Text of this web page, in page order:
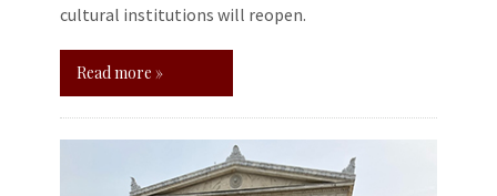
cultural institutions will reopen.
Read more »